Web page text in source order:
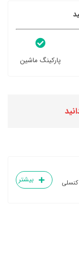
پارکینگ ماشین
کنسلی
بیشتر